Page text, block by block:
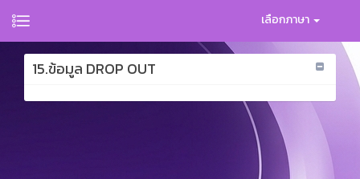
เลือกภาษา
15.ข้อมูล DROP OUT